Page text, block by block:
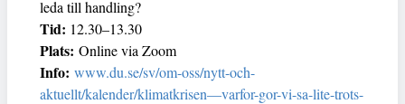
leda till handling?
Tid: 12.30–13.30
Plats: Online via Zoom
Info: www.du.se/sv/om-oss/nytt-och-
aktuellt/kalender/klimatkrisen—varfor-gor-vi-sa-lite-trots-